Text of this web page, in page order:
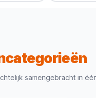
samengebracht in